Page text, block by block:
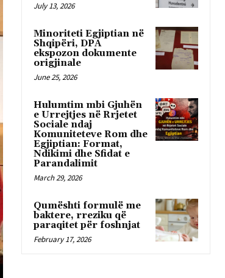
July 13, 2026
Minoriteti Egjiptian në
Shqipëri, DPA
ekspozon dokumente
origjinale
June 25, 2026
Hulumtim mbi Gjuhën
e Urrejtjes në Rrjetet
Sociale ndaj
Komuniteteve Rom dhe
Egjiptian: Format,
Ndikimi dhe Sfidat e
Parandalimit
March 29, 2026
Qumështi formulë me
baktere, rreziku që
paraqitet për foshnjat
February 17, 2026